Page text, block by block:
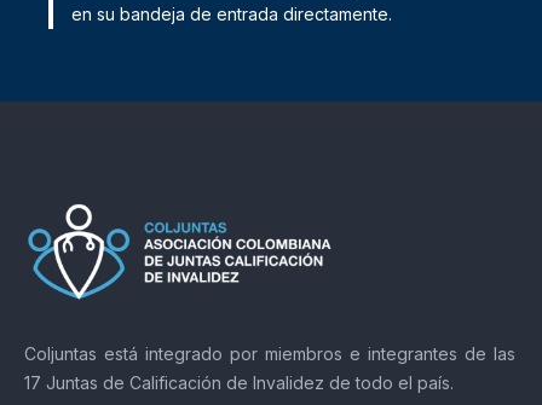
en su bandeja de entrada directamente.
Coljuntas está integrado por miembros e integrantes de las
17 Juntas de Calificación de Invalidez de todo el país.